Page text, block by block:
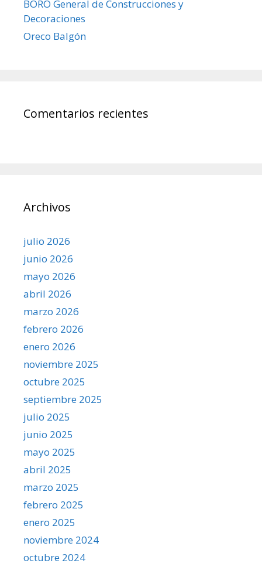
BORO General de Construcciones y
Decoraciones
Oreco Balgón
Comentarios recientes
Archivos
julio 2026
junio 2026
mayo 2026
abril 2026
marzo 2026
febrero 2026
enero 2026
noviembre 2025
octubre 2025
septiembre 2025
julio 2025
junio 2025
mayo 2025
abril 2025
marzo 2025
febrero 2025
enero 2025
noviembre 2024
octubre 2024